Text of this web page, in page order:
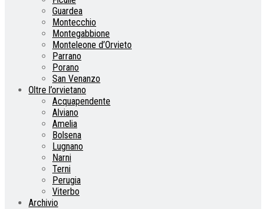
Guardea
Montecchio
Montegabbione
Monteleone d’Orvieto
Parrano
Porano
San Venanzo
Oltre l’orvietano
Acquapendente
Alviano
Amelia
Bolsena
Lugnano
Narni
Terni
Perugia
Viterbo
Archivio